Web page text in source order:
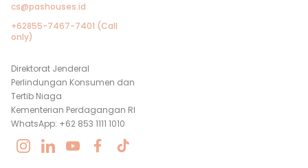
cs@pashouses.id
+62855-7467-7401 (Call
only)
Direktorat Jenderal
Perlindungan Konsumen dan
Tertib Niaga
Kementerian Perdagangan RI
WhatsApp: +62 853 1111 1010